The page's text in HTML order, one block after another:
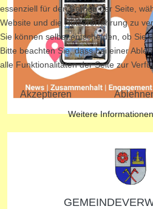
essenziell für den Betrieb der Seite,
Website und die Nutzererfahrung zu
Sie können selbst entscheiden, ob Sie
Bitte beachten Sie, dass bei einer
alle Funktionalitäten der Seite zur
Akzeptieren
Weitere Informationen